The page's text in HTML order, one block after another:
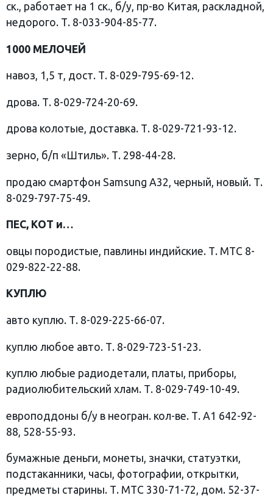
ск., работает на 1 ск., б/у, пр-во Китая, раскладной,
недорого. Т. 8-033-904-85-77.
1000 МЕЛОЧЕЙ
навоз, 1,5 т, дост. Т. 8-029-795-69-12.
дрова. Т. 8-029-724-20-69.
дрова колотые, доставка. Т. 8-029-721-93-12.
зерно, б/п «Штиль». Т. 298-44-28.
продаю смартфон Samsung A32, черный, новый. Т.
8-029-797-75-49.
ПЕС, КОТ и…
овцы породистые, павлины индийские. Т. МТС 8-
029-822-22-88.
КУПЛЮ
авто куплю. Т. 8-029-225-66-07.
куплю любое авто. Т. 8-029-723-51-23.
куплю любые радиодетали, платы, приборы,
радиолюбительский хлам. Т. 8-029-749-10-49.
европоддоны б/у в неогран. кол-ве. Т. А1 642-92-
88, 528-55-93.
бумажные деньги, монеты, значки, статуэтки,
подстаканники, часы, фотографии, открытки,
предметы старины. Т. МТС 330-71-72, дом. 52-37-